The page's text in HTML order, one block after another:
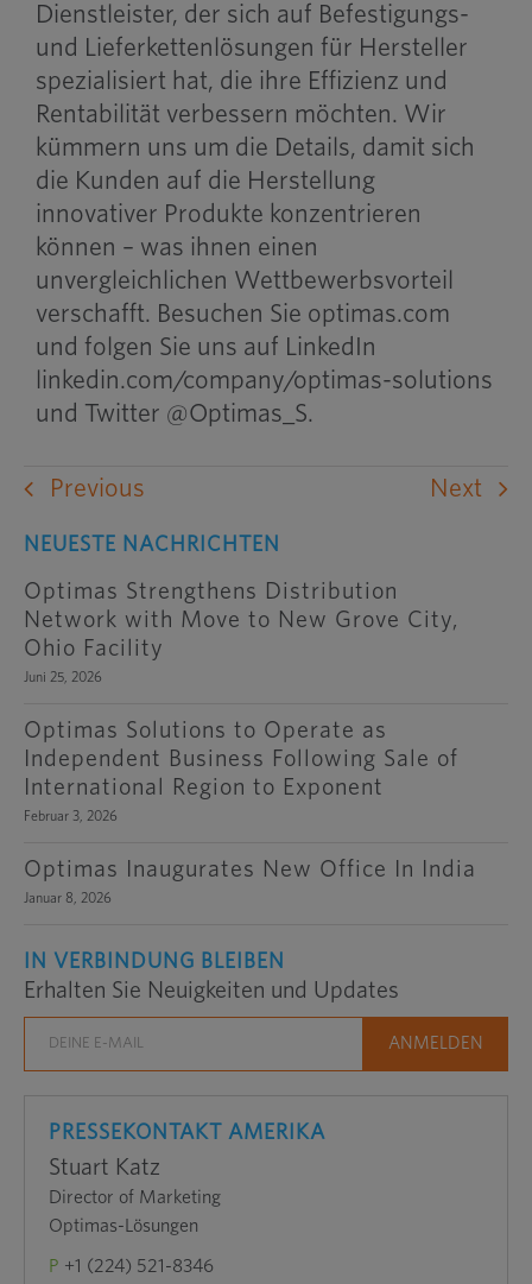
Dienstleister, der sich auf Befestigungs-
und Lieferkettenlösungen für Hersteller
spezialisiert hat, die ihre Effizienz und
Rentabilität verbessern möchten. Wir
kümmern uns um die Details, damit sich
die Kunden auf die Herstellung
innovativer Produkte konzentrieren
können – was ihnen einen
unvergleichlichen Wettbewerbsvorteil
verschafft. Besuchen Sie optimas.com
und folgen Sie uns auf LinkedIn
linkedin.com/company/optimas-solutions
und Twitter @Optimas_S.
Previous Next
NEUESTE NACHRICHTEN
Optimas Strengthens Distribution
Network with Move to New Grove City,
Ohio Facility
Juni 25, 2026
Optimas Solutions to Operate as
Independent Business Following Sale of
International Region to Exponent
Februar 3, 2026
Optimas Inaugurates New Office In India
Januar 8, 2026
IN VERBINDUNG BLEIBEN
Erhalten Sie Neuigkeiten und Updates
PRESSEKONTAKT AMERIKA
Stuart Katz
Director of Marketing
Optimas-Lösungen
P +1 (224) 521-8346